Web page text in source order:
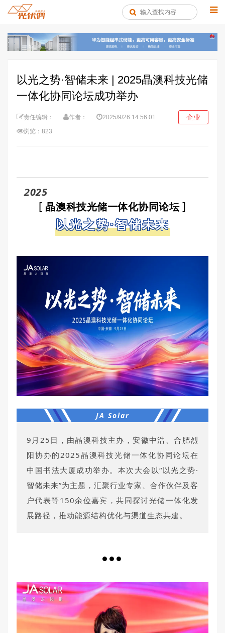
以光之势·智储未来 | 2025晶澳科技光储
一体化协同论坛成功举办
责任编辑： 作者：
2025/9/26 14:56:01
浏览：823
企业
2025
[ 晶澳科技光储一体化协同论坛 ]
以光之势·智储未来
JA Solar
9月25日，由晶澳科技主办，安徽中浩、合肥烈
阳协办的2025晶澳科技光储一体化协同论坛在
中国书法大厦成功举办。本次大会以“以光之势·
智储未来”为主题，汇聚行业专家、合作伙伴及客
户代表等150余位嘉宾，共同探讨光储一体化发
展路径，推动能源结构优化与渠道生态共建。
●●●